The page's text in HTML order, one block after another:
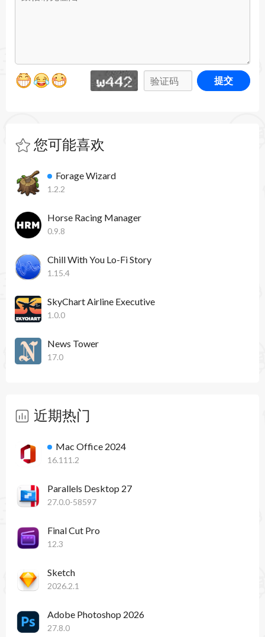
复调整布置，充分享受清理带来的成就感。
提交
您可能喜欢
Forage Wizard
1.2.2
Horse Racing Manager
0.9.8
Chill With You Lo-Fi Story
1.15.4
SkyChart Airline Executive
1.0.0
News Tower
17.0
近期热门
Mac Office 2024
16.111.2
Parallels Desktop 27
27.0.0-58597
Final Cut Pro
12.3
Sketch
2026.2.1
Adobe Photoshop 2026
27.8.0